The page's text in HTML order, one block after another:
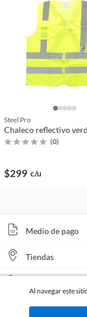
Steel Pro
Chaleco reflectivo
(0)
$299 c/u
Medio de pago
Tiendas
Al navegar este